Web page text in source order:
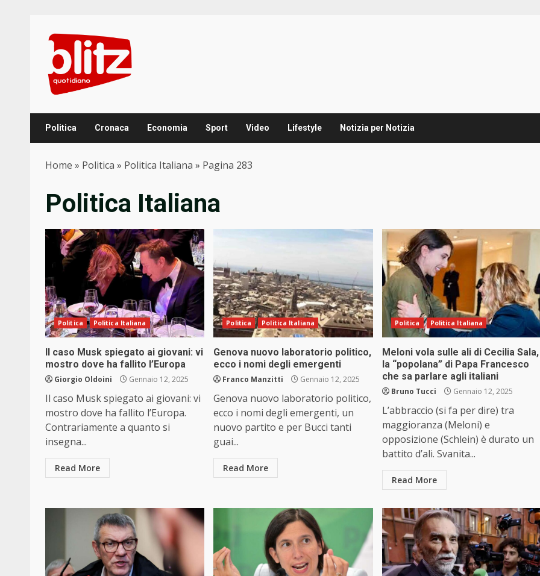
content
Politica Cronaca Economia Sport Video Lifestyle Notizia per Notizia
Home » Politica » Politica Italiana » Pagina 283
Politica Italiana
Politica Politica Italiana
Il caso Musk spiegato ai giovani: vi
mostro dove ha fallito l’Europa
Giorgio Oldoini Gennaio 12, 2025
Il caso Musk spiegato ai giovani: vi
mostro dove ha fallito l’Europa.
Contrariamente a quanto si
insegna...
Read More
Politica Politica Italiana
Genova nuovo laboratorio politico,
ecco i nomi degli emergenti
Franco Manzitti Gennaio 12, 2025
Genova nuovo laboratorio politico,
ecco i nomi degli emergenti, un
nuovo partito e per Bucci tanti
guai...
Read More
Politica Politica Italiana
Meloni vola sulle ali di Cecilia Sala,
la “popolana” di Papa Francesco
che sa parlare agli italiani
Bruno Tucci Gennaio 12, 2025
L’abbraccio (si fa per dire) tra
maggioranza (Meloni) e
opposizione (Schlein) è durato un
battito d’ali. Svanita...
Read More